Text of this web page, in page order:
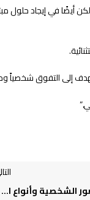
أيضًا في إيجاد حلول
إلى التفوق شخصياً
هل يقدم رامي مكي تصوير الصور الشخصية وأنواع التصوير الأخرى؟